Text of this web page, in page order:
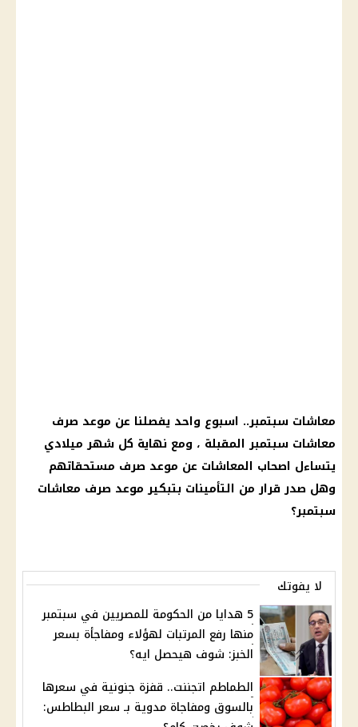
معاشات سبتمبر.. اسبوع واحد يفصلنا عن موعد صرف
معاشات سبتمبر المقبلة ، ومع نهاية كل شهر ميلادي
يتساءل اصحاب المعاشات عن موعد صرف مستحقاتهم
وهل صدر قرار من التأمينات بتبكير موعد صرف معاشات
سبتمبر؟
لا يفوتك
5 هدايا من الحكومة للمصريين في سبتمبر
منها رفع المرتبات لهؤلاء ومفاجأة بسعر
الخبز: شوف هيحصل ايه؟
الطماطم اتجننت.. قفزة جنونية في سعرها
بالسوق ومفاجاة مدوية بـ سعر البطاطس: